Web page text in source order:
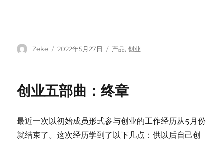
Author
Zeke
Posted
2022年5月27日 Categories
产品,创业
创业五部曲：终章
最近一次以初始成员形式参与创业的工作经历从5月份
就结束了。这次经历学到了以下几点：供以后自己创